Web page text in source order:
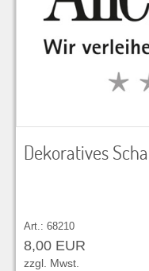
Art.: 68210
8,00 EUR
zzgl. Mwst.